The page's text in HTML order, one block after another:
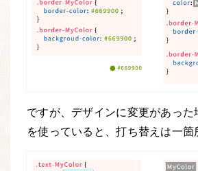
ですが、デザインに変更があっ
を使っていると、打ち替えは一箇